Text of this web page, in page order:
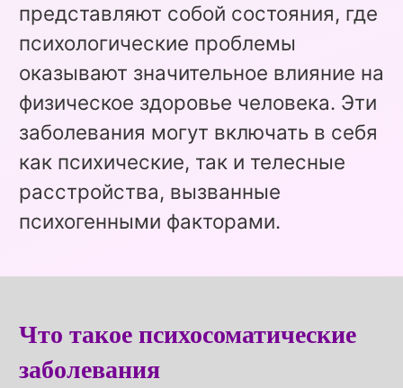
представляют собой состояния, где
психологические проблемы
оказывают значительное влияние на
физическое здоровье человека. Эти
заболевания могут включать в себя
как психические, так и телесные
расстройства, вызванные
психогенными факторами.
Что такое психосоматические
заболевания